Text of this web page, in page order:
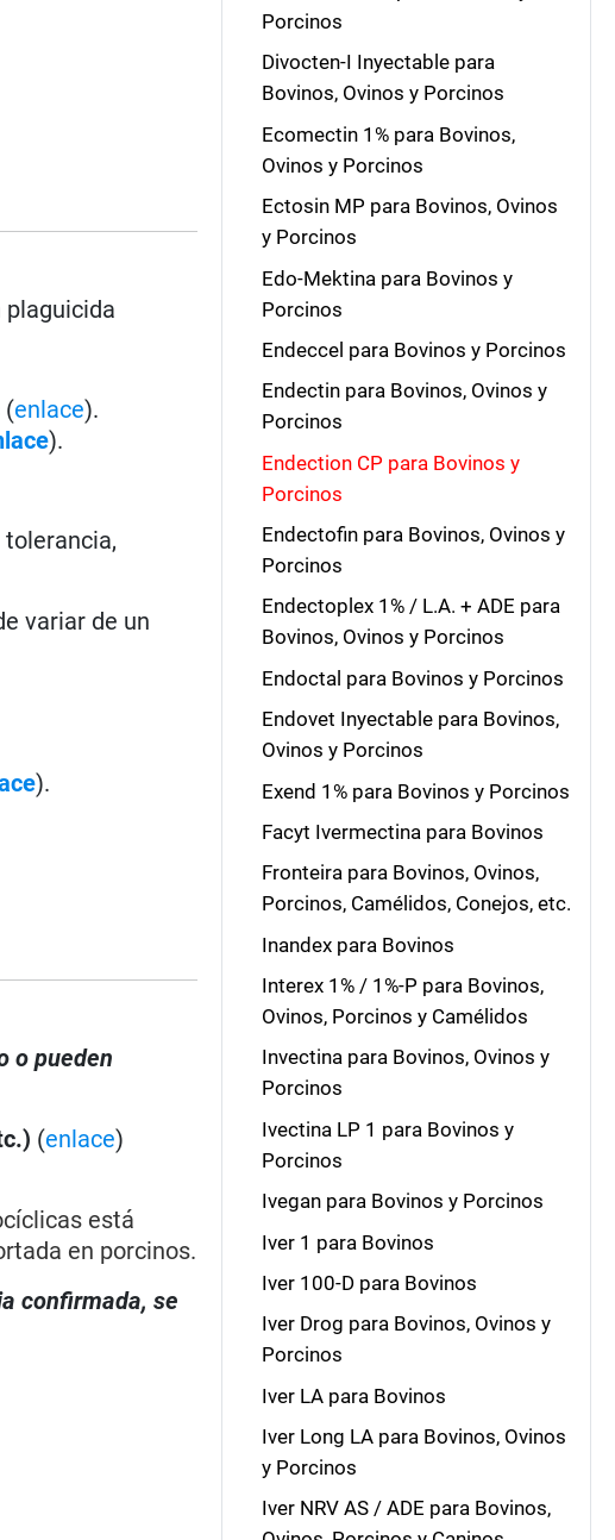
(enlace).
).
variar de un
).
o pueden
(enlace)
está
en porcinos.
confirmada, se
Porcinos
Divocten-I Inyectable para
Bovinos, Ovinos y Porcinos
Ecomectin 1% para Bovinos,
Ovinos y Porcinos
Ectosin MP para Bovinos, Ovinos
y Porcinos
Edo-Mektina para Bovinos y
Porcinos
Endeccel para Bovinos y Porcinos
Endectin para Bovinos, Ovinos y
Porcinos
Endection CP para Bovinos y
Porcinos
Endectofin para Bovinos, Ovinos y
Porcinos
Endectoplex 1% / L.A. + ADE para
Bovinos, Ovinos y Porcinos
Endoctal para Bovinos y Porcinos
Endovet Inyectable para Bovinos,
Ovinos y Porcinos
Exend 1% para Bovinos y Porcinos
Facyt Ivermectina para Bovinos
Fronteira para Bovinos, Ovinos,
Porcinos, Camélidos, Conejos, etc.
Inandex para Bovinos
Interex 1% / 1%-P para Bovinos,
Ovinos, Porcinos y Camélidos
Invectina para Bovinos, Ovinos y
Porcinos
Ivectina LP 1 para Bovinos y
Porcinos
Ivegan para Bovinos y Porcinos
Iver 1 para Bovinos
Iver 100-D para Bovinos
Iver Drog para Bovinos, Ovinos y
Porcinos
Iver LA para Bovinos
Iver Long LA para Bovinos, Ovinos
y Porcinos
Iver NRV AS / ADE para Bovinos,